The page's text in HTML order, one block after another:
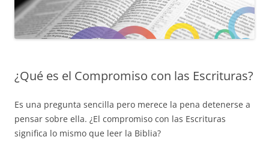
¿Qué es el Compromiso con las Escrituras?
Es una pregunta sencilla pero merece la pena detenerse a
pensar sobre ella. ¿El compromiso con las Escrituras
significa lo mismo que leer la Biblia?